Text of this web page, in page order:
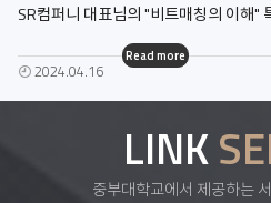
2024.04.16
SR컴퍼니 대표님의 "비트매칭의 이해"
Read more
LINK
중부대학교에서 제공하는